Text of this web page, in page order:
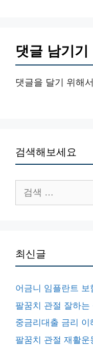
댓글 남기기
댓글을 달기 위해
검색해보세요
색:
최신글
어금니 임플란트 보
팔꿈치 관절 잘하는
중금리대출 금리 이
팔꿈치 관절 재활운